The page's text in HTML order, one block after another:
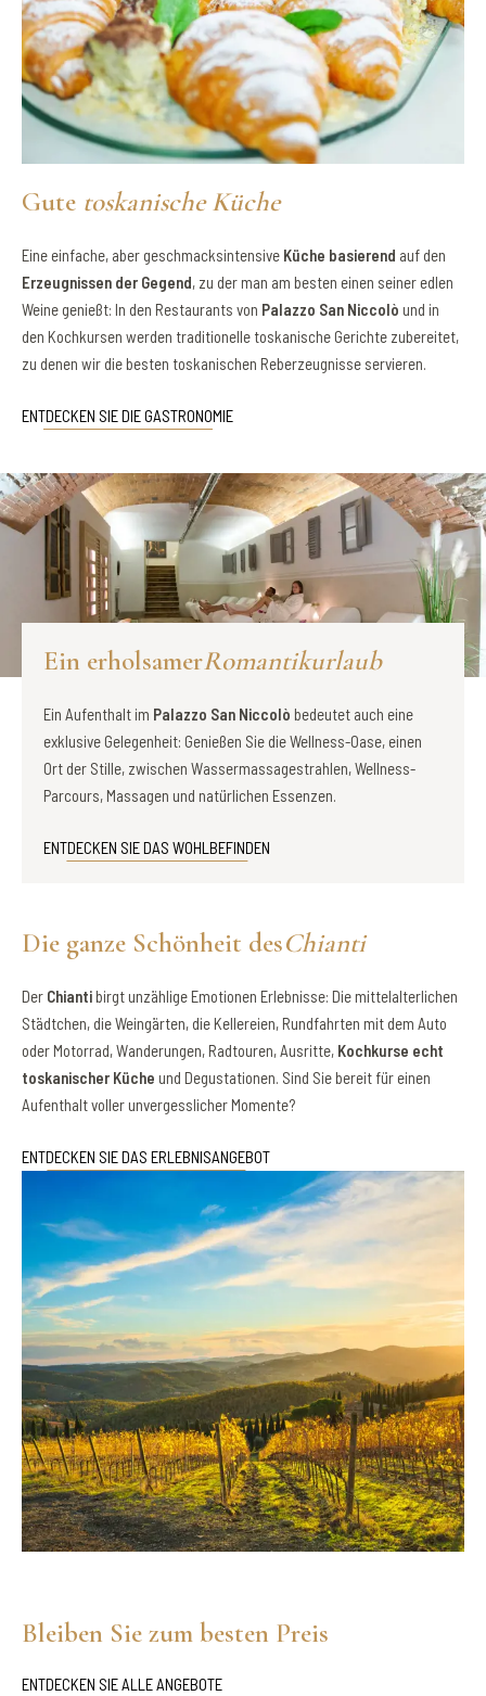
Gute toskanische Küche
Eine einfache, aber geschmacksintensive Küche basierend auf den
Erzeugnissen der Gegend, zu der man am besten einen seiner edlen
Weine genießt: In den Restaurants von Palazzo San Niccolò und in
den Kochkursen werden traditionelle toskanische Gerichte zubereitet,
zu denen wir die besten toskanischen Reberzeugnisse servieren.
ENTDECKEN SIE DIE GASTRONOMIE
Ein erholsamerRomantikurlaub
Ein Aufenthalt im Palazzo San Niccolò bedeutet auch eine
exklusive Gelegenheit: Genießen Sie die Wellness-Oase, einen
Ort der Stille, zwischen Wassermassagestrahlen, Wellness-
Parcours, Massagen und natürlichen Essenzen.
ENTDECKEN SIE DAS WOHLBEFINDEN
Die ganze Schönheit desChianti
Der Chiantibirgt unzählige Emotionen Erlebnisse: Die mittelalterlichen
Städtchen, die Weingärten, die Kellereien, Rundfahrten mit dem Auto
oder Motorrad, Wanderungen, Radtouren, Ausritte, Kochkurse echt
toskanischer Küche und Degustationen. Sind Sie bereit für einen
Aufenthalt voller unvergesslicher Momente?
ENTDECKEN SIE DAS ERLEBNISANGEBOT
Bleiben Sie zum besten Preis
ENTDECKEN SIE ALLE ANGEBOTE